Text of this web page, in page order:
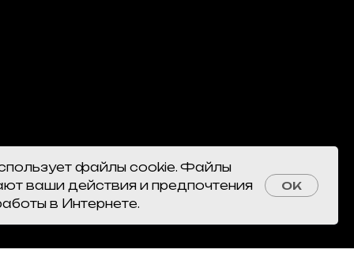
файлы cookie. Файлы
ваши действия и предпочтения
в Интернете.
OK